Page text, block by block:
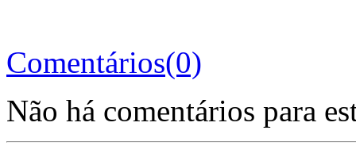
Comentários(0)
Não há comentários para